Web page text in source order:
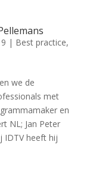
| Best practice,
we de
met
en
NL; Jan Peter
IDTV heeft hij